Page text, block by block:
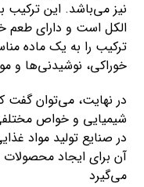
نیز می‌باشد. این
الکل است و دارای
ترکیب را به یک ماده
خوراکی، نوشیدنی‌ها و
در نهایت، می‌توان گفت
شیمیایی و خواص
در صنایع تولید مواد
آن برای ایجاد محصولات
می‌گیرد